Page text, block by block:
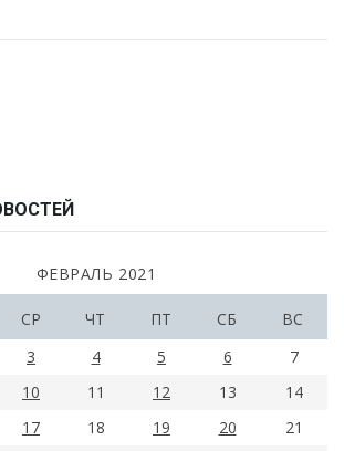
ФЕВРАЛЬ 2021
СР ЧТ ПТ СБ
ВС
3 4 5 6
7
10 11 12 13
14
17 18 19 20
21